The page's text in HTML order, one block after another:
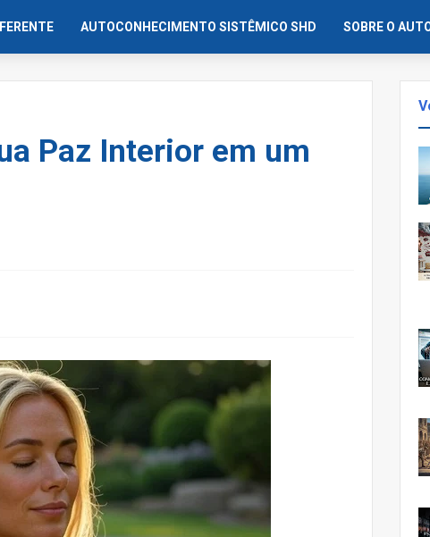
AUTOCONHECIMENTO SISTÊMICO SHD SOBRE O
Paz Interior em um